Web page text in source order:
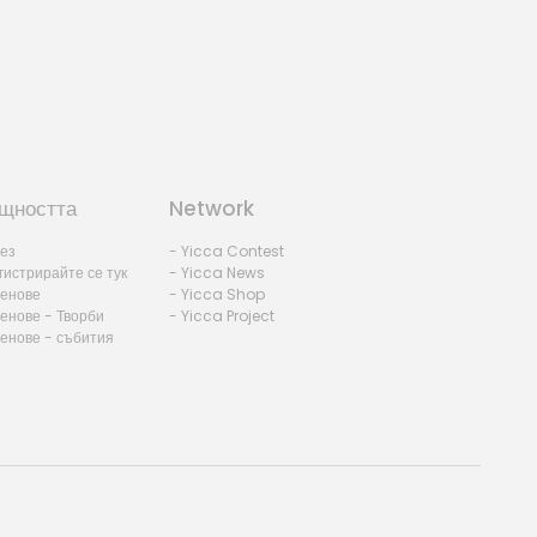
се тук
- Творби
- събития
Network
- Yicca Contest
- Yicca News
- Yicca Shop
- Yicca Project